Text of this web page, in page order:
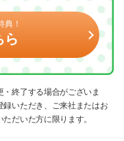
典！
ら
終了する場合がございま
いただき、ご来社またはお
だいた方に限ります。